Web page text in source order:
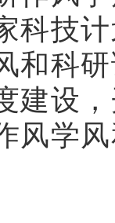
科技
和科
建设
风学